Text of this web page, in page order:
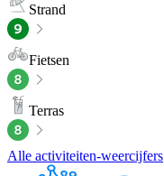
Strand
Fietsen
Terras
Alle activiteiten-weercijfers